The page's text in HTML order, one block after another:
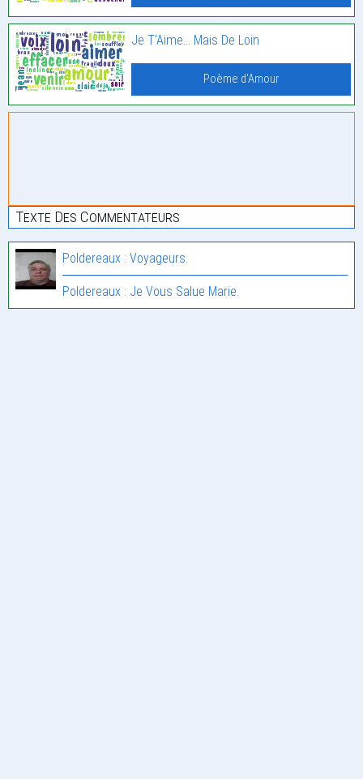
Je T’Aime… Mais De Loin
Poème d'Amour
Texte Des Commentateurs
Poldereaux : Voyageurs.
Poldereaux : Je Vous Salue Marie.